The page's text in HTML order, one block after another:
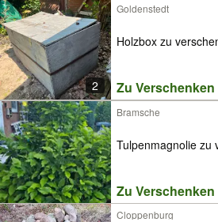
2
Goldenstedt
Holzbox zu
Zu Verschenken
Bramsche
Tulpenmagnolie zu
Zu Verschenken
Cloppenburg